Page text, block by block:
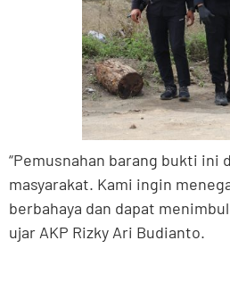
“Pemusnahan barang bukti ini
masyarakat. Kami ingin
berbahaya dan dapat
ujar AKP Rizky Ari Budianto.